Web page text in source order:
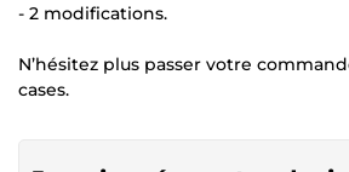
- 2 modifications.
N’hésitez plus passer votre
cases.